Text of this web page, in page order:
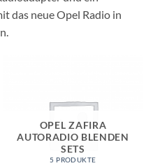
das neue Opel Radio in
OPEL ZAFIRA
AUTORADIO BLENDEN
SETS
5 PRODUKTE